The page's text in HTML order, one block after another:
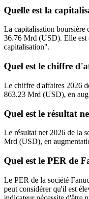
Quelle est la
La capitalisation boursière
36.76 Mrd (USD). Elle
capitalisation".
Quel est le chiffre
Le chiffre d'affaires 2026
863.23 Mrd (USD), en
Quel est le résultat
Le résultat net 2026 de la
Mrd (USD), en
Quel est le PER de
Le PER de la société
peut considérer qu'il est